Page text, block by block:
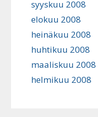
syyskuu 2008
elokuu 2008
heinäkuu 2008
huhtikuu 2008
maaliskuu 2008
helmikuu 2008